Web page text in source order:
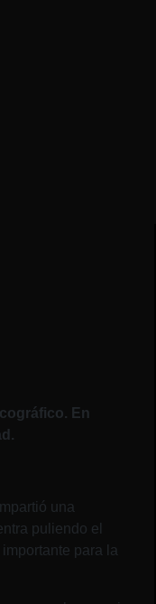
En
una
puliendo el
para la